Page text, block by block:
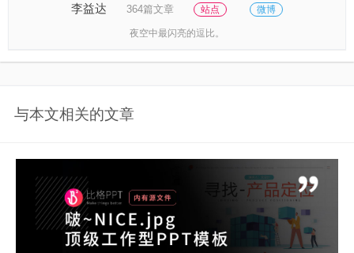
李益达 364篇文章 站点 微博
夜空中最闪亮的逗比。
与本文相关的文章